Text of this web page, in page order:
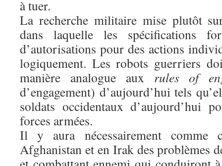
à tuer.
La recherche militaire mise plutôt
dans laquelle les spécifications
d’autorisations pour des actions
logiquement. Les robots guerriers
manière analogue aux rules of
d’engagement) d’aujourd’hui tels
soldats occidentaux d’aujourd’hui
forces armées.
Il y aura nécessairement comme
Afghanistan et en Irak des problèmes